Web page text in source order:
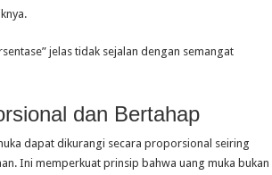
jelas tidak sejalan dengan semangat
dan Bertahap
dapat dikurangi secara proporsional seiring
Ini memperkuat prinsip bahwa uang muka bukan